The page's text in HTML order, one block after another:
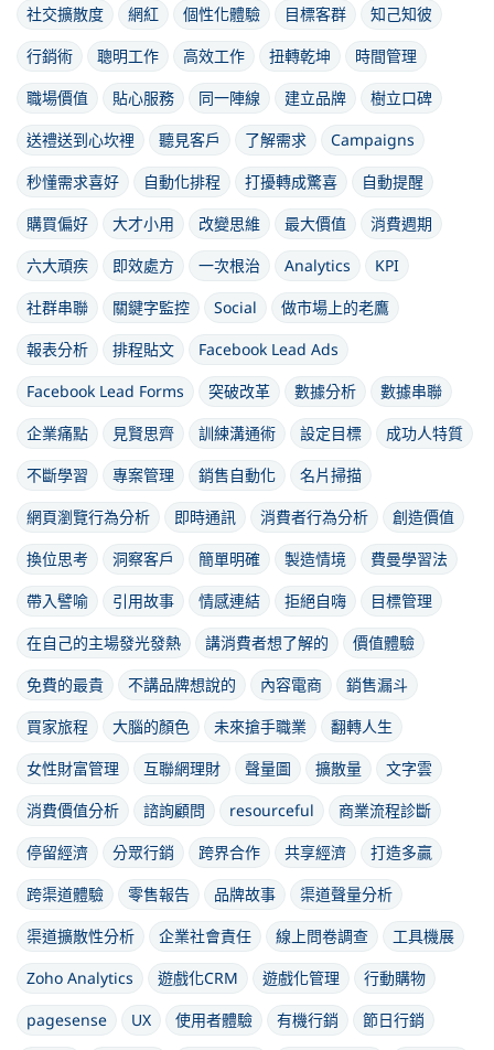
社交擴散度 網紅 個性化體驗 目標客群
知己知彼
行銷術
聰明工作 高效工作 扭轉乾坤
時間管理
職場價值
貼心服務 同一陣線 建立品牌
樹立口碑
送禮送到心坎裡
聽見客戶 了解需求
Campaigns
秒懂需求喜好
自動化排程 打擾轉成驚喜
自動提醒
購買偏好
大才小用 改變思維 最大價值
消費週期
六大頑疾
即效處方 一次根治 Analytics
KPI
社群串聯
關鍵字監控 Social
做市場上的老鷹
報表分析
排程貼文
Facebook Lead Ads
Facebook Lead Forms
突破改革 數據分析
數據串聯
企業痛點
見賢思齊 訓練溝通術 設定目標
成功人特質
不斷學習
專案管理 銷售自動化
名片掃描
網頁瀏覽行為分析
即時通訊 消費者行為分析
創造價值
換位思考
洞察客戶 簡單明確 製造情境
費曼學習法
帶入譬喻
引用故事 情感連結 拒絕自嗨
目標管理
在自己的主場發光發熱
講消費者想了解的
價值體驗
免費的最貴
不講品牌想說的 內容電商
銷售漏斗
買家旅程
大腦的顏色 未來搶手職業
翻轉人生
女性財富管理
互聯網理財 聲量圖 擴散量
文字雲
消費價值分析
諮詢顧問 resourceful
商業流程診斷
停留經濟
分眾行銷 跨界合作 共享經濟
打造多贏
跨渠道體驗
零售報告 品牌故事
渠道聲量分析
渠道擴散性分析
企業社會責任 線上問卷調查
工具機展
Zoho Analytics
遊戲化CRM 遊戲化管理
行動購物
pagesense
UX 使用者體驗 有機行銷
節日行銷